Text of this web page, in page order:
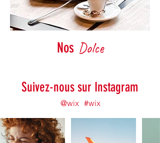
Nos Dolce
Suivez-nous sur Instagram
#wix
@wix